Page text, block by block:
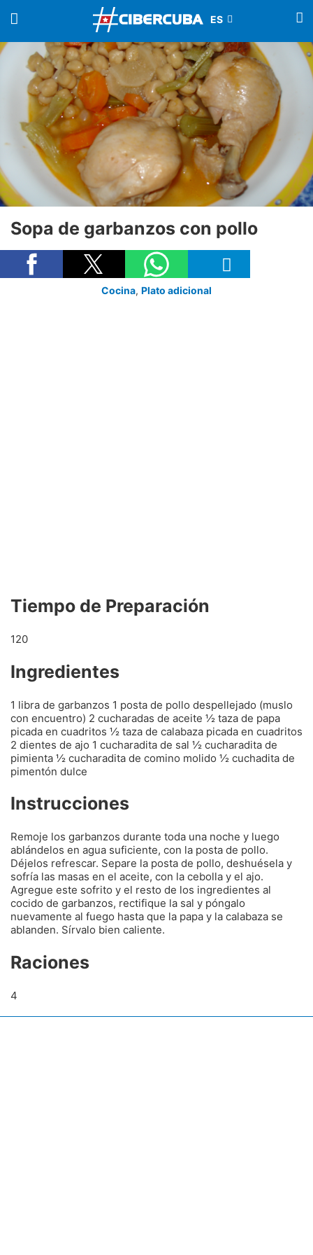
Sopa de garbanzos con pollo
Cocina, Plato adicional
Tiempo de Preparación
120
Ingredientes
1 libra de garbanzos 1 posta de pollo despellejado (muslo
con encuentro) 2 cucharadas de aceite ½ taza de papa
picada en cuadritos ½ taza de calabaza picada en cuadritos
2 dientes de ajo 1 cucharadita de sal ½ cucharadita de
pimienta ½ cucharadita de comino molido ½ cuchadita de
pimentón dulce
Instrucciones
Remoje los garbanzos durante toda una noche y luego
ablándelos en agua suficiente, con la posta de pollo.
Déjelos refrescar. Separe la posta de pollo, deshuésela y
sofría las masas en el aceite, con la cebolla y el ajo.
Agregue este sofrito y el resto de los ingredientes al
cocido de garbanzos, rectifique la sal y póngalo
nuevamente al fuego hasta que la papa y la calabaza se
ablanden. Sírvalo bien caliente.
Raciones
4